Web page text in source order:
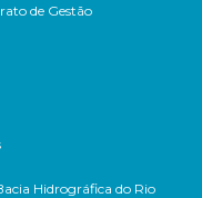
de Gestão
Hidrográfica do Rio